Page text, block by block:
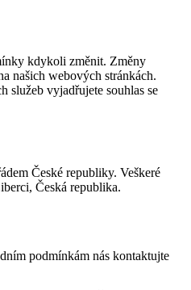
kdykoli změnit. Změny
našich webových stránkách.
služeb vyjadřujete souhlas se
České republiky. Veškeré
Česká republika.
podmínkám nás kontaktujte